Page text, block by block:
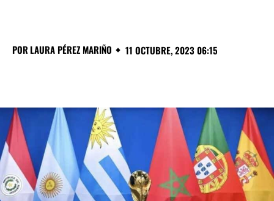
POR LAURA PÉREZ MARIÑO 11 OCTUBRE, 2023 06:15